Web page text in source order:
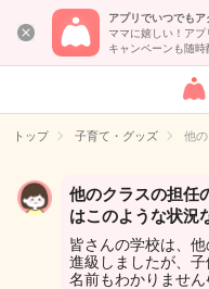
アプリでいつでもア
ママに嬉しい！アプ
キャンペーンも随時
女
イ
トップ 子育て・グッズ 他
他のクラスの担任
はこのような状況
皆さんの学校は、
進級しましたが、
名前もわかりませ